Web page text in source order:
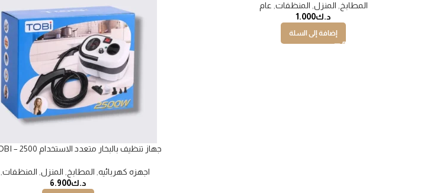
المطابخ المنزل المنظفات عام
د.ك1.000
إضافة إلى السلة
جهاز تنظيف بالبخار متعدد الاستخدام TOBI – 2500 واط
اجهزه كهربائيه المطابخ المنزل المنظفات
د.ك6.900